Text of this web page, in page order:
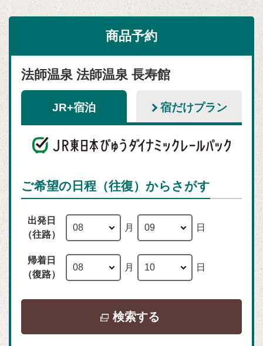
商品予約
法師温泉 法師温泉 長寿館
JR+宿泊 宿だけプラン
ご希望の日程（往復）からさがす
出発日
（往路）
月 日
帰着日
（復路）
月 日
検索する
ウ